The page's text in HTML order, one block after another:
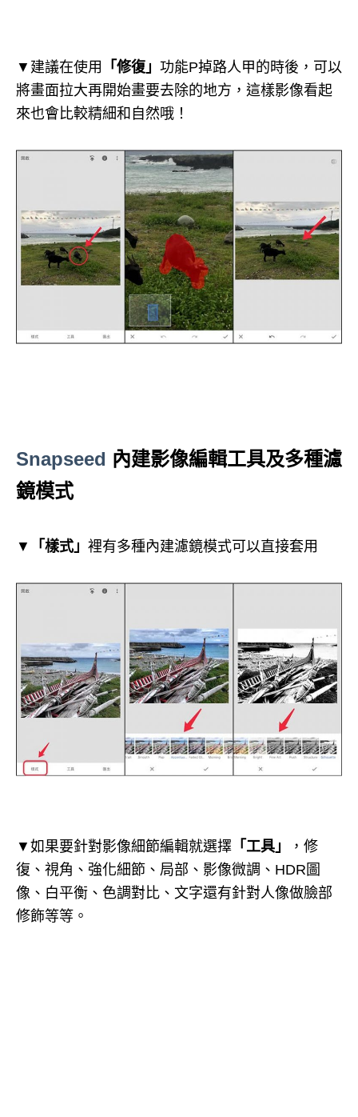
▼建議在使用 「修復」 功能P掉路人甲的時後，可以
將畫面拉大再開始畫要去除的地方，這樣影像看起
來也會比較精細和自然哦！
Snapseed 內建影像編輯工具及多種濾
鏡模式
▼ 「樣式」 裡有多種內建濾鏡模式可以直接套用
▼如果要針對影像細節編輯就選擇 「工具」
，修
復、視角、強化細節、局部、影像微調、HDR圖
像、白平衡、色調對比、文字還有針對人像做臉部
修飾等等。